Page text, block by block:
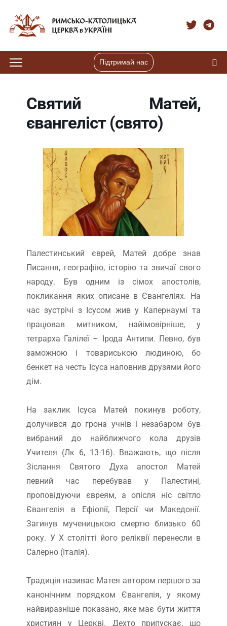
Підтримай нас
Святий Матей,
євангеліст (свято)
Палестинський єврей, Матей добре знав
Писання, географію, історію та звичаї свого
народу. Був одним із сімох апостолів,
покликання яких описане в Євангеліях. На
час зустрічі з Ісусом жив у Капернаумі та
працював митником, найімовірніше, у
тетрарха Галілеї – Ірода Антипи. Певно, був
заможною і товариською людиною, бо
бенкет на честь Ісуса наповнив друзями його
дім.
На заклик Ісуса Матей покинув роботу,
долучився до грона учнів і незабаром був
вибраний до найближчого кола друзів
Учителя (Лк 6, 13-16). Вважають, що після
Зіслання Святого Духа апостол Матей
певний час перебував у Палестині,
проповідуючи євреям, а опісля ніс світло
Євангелія в Ефіопії, Персії чи Македонії.
Загинув мученицькою смертю близько 60
року. У Х столітті його реліквії перенесли в
Салерно (Італія).
Традиція називає Матея автором першого за
канонічним порядком Євангелія, у якому
найвиразніше показано, яке має бути життя
християн у Церкві. Дехто припускає, що